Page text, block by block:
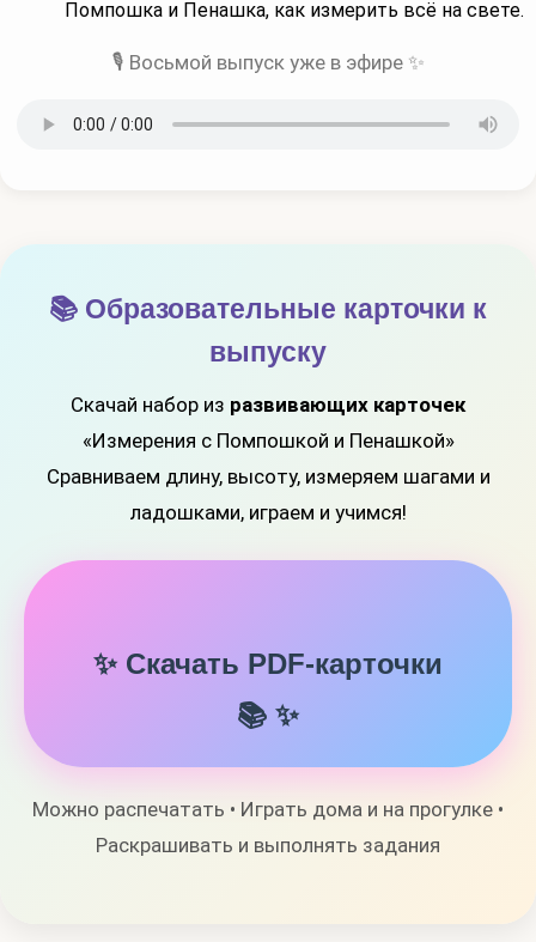
Помпошка и Пенашка, как измерить всё на свете.
🎙 Восьмой выпуск уже в эфире ✨
📚 Образовательные карточки к
выпуску
Скачай набор из развивающих карточек
«Измерения с Помпошкой и Пенашкой»
Сравниваем длину, высоту, измеряем шагами и
ладошками, играем и учимся!
✨ Скачать PDF-карточки
📚 ✨
Можно распечатать • Играть дома и на прогулке •
Раскрашивать и выполнять задания